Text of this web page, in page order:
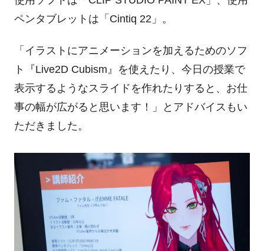
ペンタブレットは「 Cintiq 22」。
「イラストにアニメーションを加えるためのソフ
ト『Live2D Cubism 』を使えたり、今日の授業で
表示するようなスライドを作れたりすると、お仕
事の幅が広がると思います！」とアドバイス もい
ただきました。